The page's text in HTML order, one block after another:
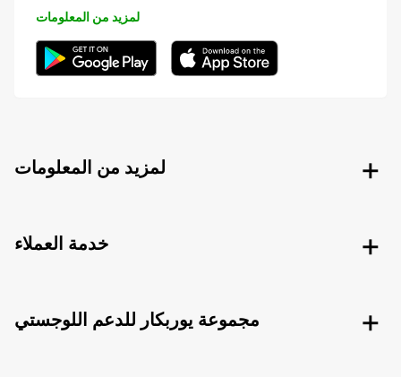
لمزيد من المعلومات
لمزيد من المعلومات
خدمة العملاء
مجموعة يوربكار للدعم اللوجستي